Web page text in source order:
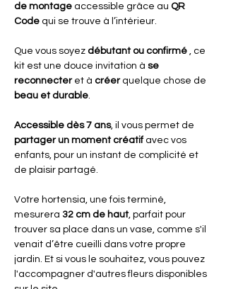
de montage accessible grâce au QR
Code qui se trouve à l’intérieur.
Que vous soyez débutant ou confirmé , ce
kit est une douce invitation à se
reconnecteret à créerquelque chose de
beau et durable
Accessible dès 7 ans, il vous permet de
partager un moment créatifavec vos
enfants, pour un instant de complicité et
de plaisir partagé.
Votre hortensia, une fois terminé,
mesurera 32 cm de haut, parfait pour
trouver sa place dans un vase, comme s'il
venait d’être cueilli dans votre propre
jardin. Et si vous le souhaitez, vous pouvez
l'accompagner d'autres fleurs disponibles